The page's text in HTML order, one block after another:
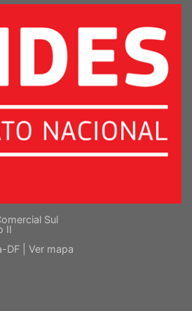
Sul
II
DF | Ver mapa